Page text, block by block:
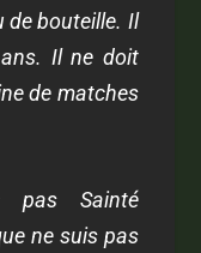
de bouteille. Il
Il ne doit
de matches
pas Sainté
ne suis pas